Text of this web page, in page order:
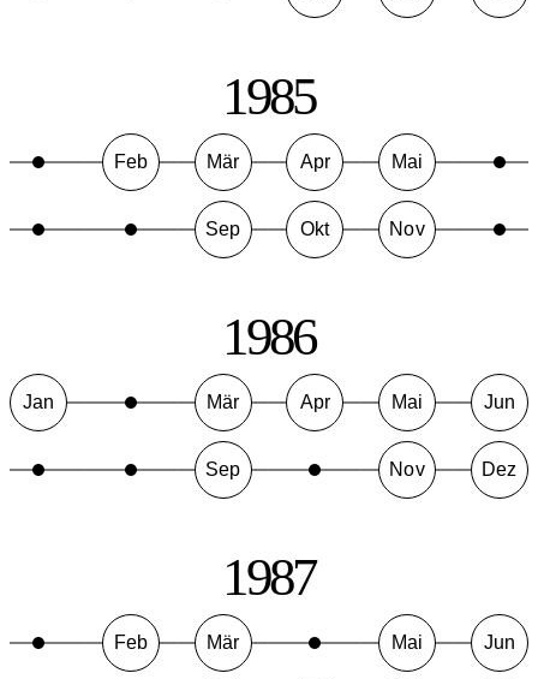
1985
Feb Mär Apr Mai
Sep Okt Nov
1986
Jan Mär Apr Mai Jun
Sep Nov Dez
1987
Feb Mär Mai Jun